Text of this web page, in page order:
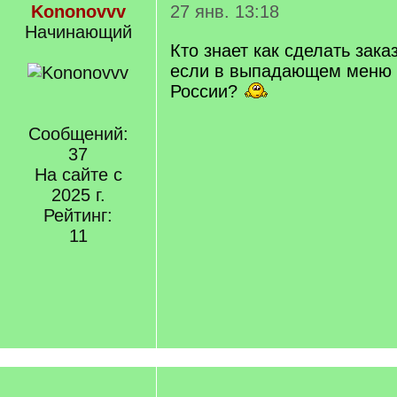
Kononovvv
Начинающий
Сообщений:
37
На сайте с
2025 г.
Рейтинг:
11
27 янв. 13:18
Кто знает как сделать
если в выпадающем меню
России?